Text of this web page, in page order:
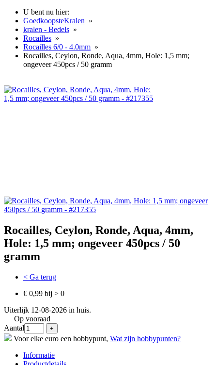
U bent nu hier:
GoedkoopsteKralen »
kralen - Bedels »
Rocailles »
Rocailles 6/0 - 4.0mm »
Rocailles, Ceylon, Ronde, Aqua, 4mm, Hole: 1,5 mm;
ongeveer 450pcs / 50 gramm
Rocailles, Ceylon, Ronde, Aqua, 4mm,
Hole: 1,5 mm; ongeveer 450pcs / 50
gramm
< Ga terug
€ 0,99 bij > 0
Uiterlijk 12-08-2026 in huis.
Op vooraad
Aantal
Voor elke euro een hobbypunt, Wat zijn hobbypunten?
Informatie